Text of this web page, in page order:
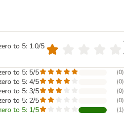
to 5: 1.0/5
to 5: 5/5 (0)
to 5: 4/5 (0)
to 5: 3/5 (0)
to 5: 2/5 (0)
to 5: 1/5 (1)